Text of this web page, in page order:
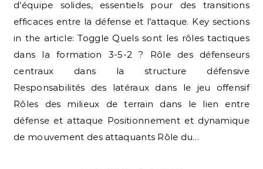
d’équipe solides, essentiels pour des transitions
efficaces entre la défense et l’attaque. Key sections
in the article: Toggle Quels sont les rôles tactiques
dans la formation 3-5-2 ? Rôle des défenseurs
centraux dans la structure défensive
Responsabilités des latéraux dans le jeu offensif
Rôles des milieux de terrain dans le lien entre
défense et attaque Positionnement et dynamique
de mouvement des attaquants Rôle du…